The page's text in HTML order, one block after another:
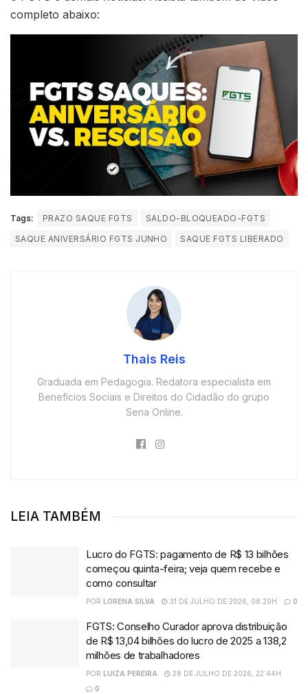
completo abaixo:
Tags: PRAZO SAQUE FGTS
SALDO-BLOQUEADO-FGTS
SAQUE ANIVERSÁRIO FGTS JUNHO
SAQUE FGTS LIBERADO
Thais Reis
Graduada em Pedagogia. Redatora especialista em
Benefícios Sociais e Direitos do Cidadão do grupo
Sena Online.
LEIA TAMBÉM
Lucro do FGTS: pagamento de R$ 13 bilhões
começou quinta-feira; veja quem recebe e
como consultar
POR LORENA SILVA 31 DE JULHO DE 2026, 08:29H 0
FGTS: Conselho Curador aprova distribuição
de R$ 13,04 bilhões do lucro de 2025 a 138,2
milhões de trabalhadores
POR LUIZA PEREIRA
28 DE JULHO DE 2026, 22:44H
0